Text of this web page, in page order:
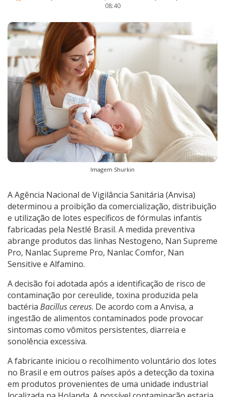
08:40
Imagem Shurkin
A Agência Nacional de Vigilância Sanitária (Anvisa)
determinou a proibição da comercialização, distribuição
e utilização de lotes específicos de fórmulas infantis
fabricadas pela Nestlé Brasil. A medida preventiva
abrange produtos das linhas Nestogeno, Nan Supreme
Pro, Nanlac Supreme Pro, Nanlac Comfor, Nan
Sensitive e Alfamino.
A decisão foi adotada após a identificação de risco de
contaminação por cereulide, toxina produzida pela
bactéria Bacillus cereus. De acordo com a Anvisa, a
ingestão de alimentos contaminados pode provocar
sintomas como vômitos persistentes, diarreia e
sonolência excessiva.
A fabricante iniciou o recolhimento voluntário dos lotes
no Brasil e em outros países após a detecção da toxina
em produtos provenientes de uma unidade industrial